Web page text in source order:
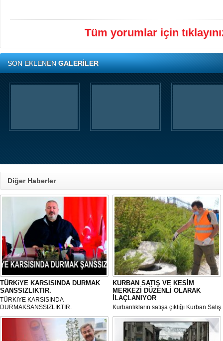
Tüm yorumlar için
SON EKLENENGALERİLER
Diğer Haberler
TÜRKiYE KARSISINDA DURMAK
SANSSIZLIKTIR.
TÜRKIYE KARSISINDA
DURMAKSANSSIZLIKTIR.
KURBAN SATIŞ VE KESİM
MERKEZİ DÜZENLİ OLARAK
İLAÇLANIYOR
Kurbanlıkların satışa çıktığı Kurban Satış
ve Kesim Merkezi, haşere ve
mikropların önüne geçilmesi amacıyla
her gün Gölbaşı Belediyesi ekipleri
tarafından düzenli olarak ilaçlanıyor.